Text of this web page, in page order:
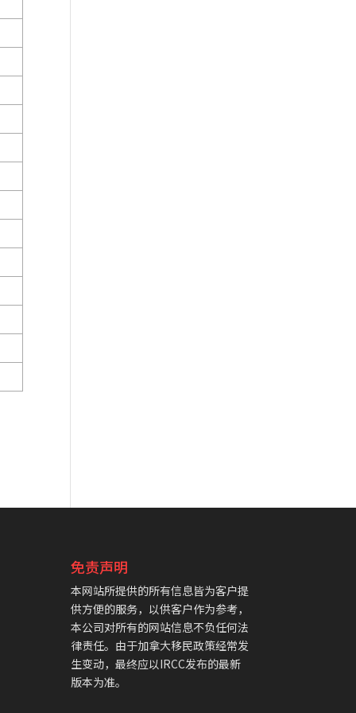
免责声明
本网站所提供的所有信息皆为客户提
供方便的服务，以供客户作为参考，
本公司对所有的网站信息不负任何法
律责任。由于加拿大移民政策经常发
生变动，最终应以IRCC发布的最新
版本为准。